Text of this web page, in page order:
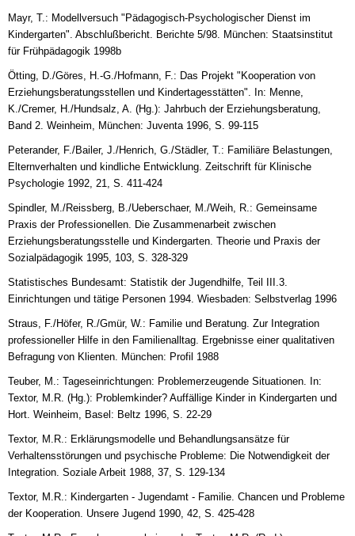
Mayr, T.: Modellversuch "Pädagogisch-Psychologischer Dienst im
Kindergarten". Abschlußbericht. Berichte 5/98. München: Staatsinstitut
für Frühpädagogik 1998b
Ötting, D./Göres, H.-G./Hofmann, F.: Das Projekt "Kooperation von
Erziehungsberatungsstellen und Kindertagesstätten". In: Menne,
K./Cremer, H./Hundsalz, A. (Hg.): Jahrbuch der Erziehungsberatung,
Band 2. Weinheim, München: Juventa 1996, S. 99-115
Peterander, F./Bailer, J./Henrich, G./Städler, T.: Familiäre Belastungen,
Elternverhalten und kindliche Entwicklung. Zeitschrift für Klinische
Psychologie 1992, 21, S. 411-424
Spindler, M./Reissberg, B./Ueberschaer, M./Weih, R.: Gemeinsame
Praxis der Professionellen. Die Zusammenarbeit zwischen
Erziehungsberatungsstelle und Kindergarten. Theorie und Praxis der
Sozialpädagogik 1995, 103, S. 328-329
Statistisches Bundesamt: Statistik der Jugendhilfe, Teil III.3.
Einrichtungen und tätige Personen 1994. Wiesbaden: Selbstverlag 1996
Straus, F./Höfer, R./Gmür, W.: Familie und Beratung. Zur Integration
professioneller Hilfe in den Familienalltag. Ergebnisse einer qualitativen
Befragung von Klienten. München: Profil 1988
Teuber, M.: Tageseinrichtungen: Problemerzeugende Situationen. In:
Textor, M.R. (Hg.): Problemkinder? Auffällige Kinder in Kindergarten und
Hort. Weinheim, Basel: Beltz 1996, S. 22-29
Textor, M.R.: Erklärungsmodelle und Behandlungsansätze für
Verhaltensstörungen und psychische Probleme: Die Notwendigkeit der
Integration. Soziale Arbeit 1988, 37, S. 129-134
Textor, M.R.: Kindergarten - Jugendamt - Familie. Chancen und Probleme
der Kooperation. Unsere Jugend 1990, 42, S. 425-428